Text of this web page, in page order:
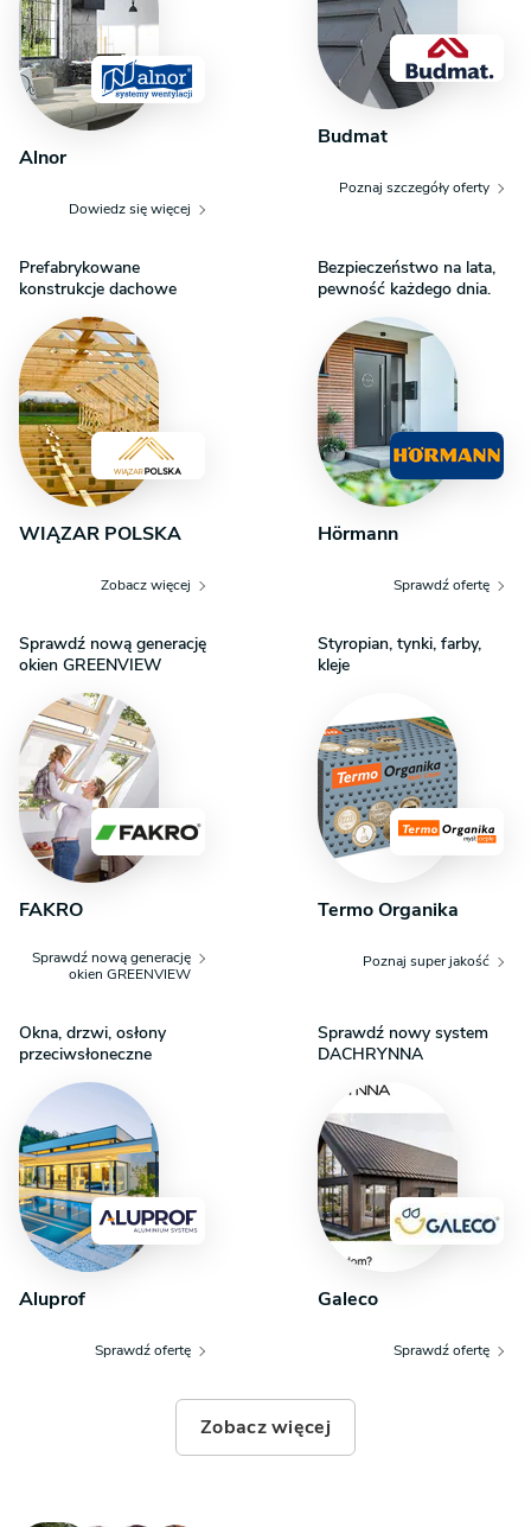
Alnor
Dowiedz się więcej
Budmat
Poznaj szczegóły oferty
Prefabrykowane
konstrukcje dachowe
WIĄZAR POLSKA
Zobacz więcej
Bezpieczeństwo na lata,
pewność każdego dnia.
Hörmann
Sprawdź ofertę
Sprawdź nową generację
okien GREENVIEW
FAKRO
Sprawdź nową generację
okien GREENVIEW
Styropian, tynki, farby,
kleje
Termo Organika
Poznaj super jakość
Okna, drzwi, osłony
przeciwsłoneczne
Aluprof
Sprawdź ofertę
Sprawdź nowy system
DACHRYNNA
Galeco
Sprawdź ofertę
Zobacz więcej